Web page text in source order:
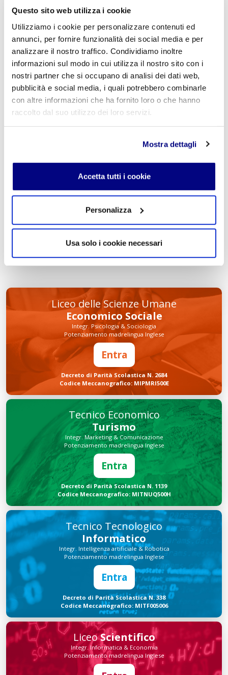
Questo sito web utilizza i cookie
Utilizziamo i cookie per personalizzare contenuti ed
annunci, per fornire funzionalità dei social media e per
analizzare il nostro traffico. Condividiamo inoltre
informazioni sul modo in cui utilizza il nostro sito con i
nostri partner che si occupano di analisi dei dati web,
pubblicità e social media, i quali potrebbero combinarle
con altre informazioni che ha fornito loro o che hanno
raccolto dal suo utilizzo dei loro servizi.
Mostra dettagli
Accetta tutti i cookie
Personalizza
Usa solo i cookie necessari
E-mail*
Commento*
Acconsento al trattamento deidati personali.*
Liceo delle Scienze Umane
Economico Sociale
Integr. Psicologia & Sociologia
Potenziamento madrelingua Inglese
Entra
Decreto di Parità Scolastica N. 2684
Codice Meccanografico: MIPMRI500E
Tecnico Economico
Turismo
Integr. Marketing & Comunicazione
Potenziamento madrelingua Inglese
Entra
Decreto di Parità Scolastica N. 1139
Codice Meccanografico: MITNUQ500H
Tecnico Tecnologico
Informatico
Integr. Intelligenza artificiale & Robotica
Potenziamento madrelingua Inglese
Entra
Decreto di Parità Scolastica N. 338
Codice Meccanografico: MITF005006
LiceoScientifico
Integr. Informatica & Economia
Potenziamento madrelingua Inglese